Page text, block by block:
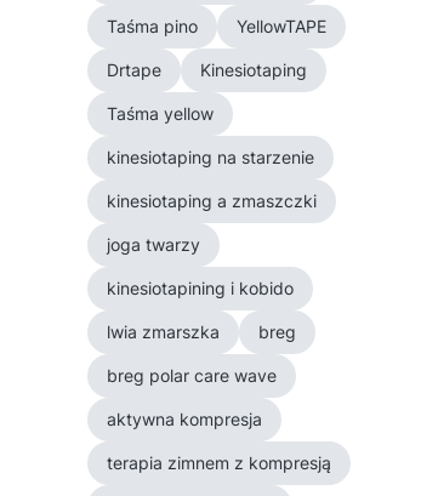
Taśma pino YellowTAPE
Drtape Kinesiotaping
Taśma yellow
kinesiotaping na starzenie
kinesiotaping a zmaszczki
joga twarzy
kinesiotapining i kobido
lwia zmarszka breg
breg polar care wave
aktywna kompresja
terapia zimnem z kompresją